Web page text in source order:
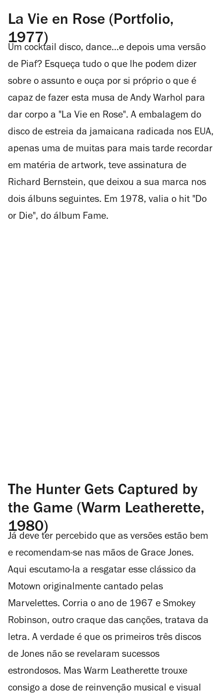
La Vie en Rose (Portfolio,
1977)
Um cocktail disco, dance...e depois uma versão
de Piaf? Esqueça tudo o que lhe podem dizer
sobre o assunto e ouça por si próprio o que é
capaz de fazer esta musa de Andy Warhol para
dar corpo a "La Vie en Rose". A embalagem do
disco de estreia da jamaicana radicada nos EUA,
apenas uma de muitas para mais tarde recordar
em matéria de artwork, teve assinatura de
Richard Bernstein, que deixou a sua marca nos
dois álbuns seguintes. Em 1978, valia o hit "Do
or Die", do álbum Fame.
The Hunter Gets Captured by
the Game (Warm Leatherette,
1980)
Já deve ter percebido que as versões estão bem
e recomendam-se nas mãos de Grace Jones.
Aqui escutamo-la a resgatar esse clássico da
Motown originalmente cantado pelas
Marvelettes. Corria o ano de 1967 e Smokey
Robinson, outro craque das canções, tratava da
letra. A verdade é que os primeiros três discos
de Jones não se revelaram sucessos
estrondosos. Mas Warm Leatherette trouxe
consigo a dose de reinvenção musical e visual